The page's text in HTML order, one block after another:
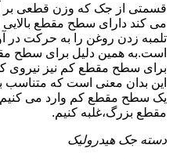
قسمتی از جک که وزن قطعی بر
می کند دارای سطح مقطع
تلمبه زدن روغن را به حرکت
است.به همین دلیل برای سطح
برای سطح مقطع کم نیز نیروی
این بدان معنی است که متناسب
یک سطح مقطع کم وارد می کنیم
مقطع بزرگ،غلبه کنیم.
دسته جک هیدرولیک